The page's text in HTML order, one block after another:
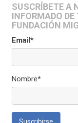
SUSCRÍBETE A
INFORMADO
FUNDACIÓN
Email*
Nombre*